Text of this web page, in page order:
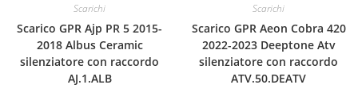
Scarichi
Scarico GPR Ajp PR 5 2015-
2018 Albus Ceramic
silenziatore con raccordo
AJ.1.ALB
Scarichi
Scarico GPR Aeon Cobra 420
2022-2023 Deeptone Atv
silenziatore con raccordo
ATV.50.DEATV